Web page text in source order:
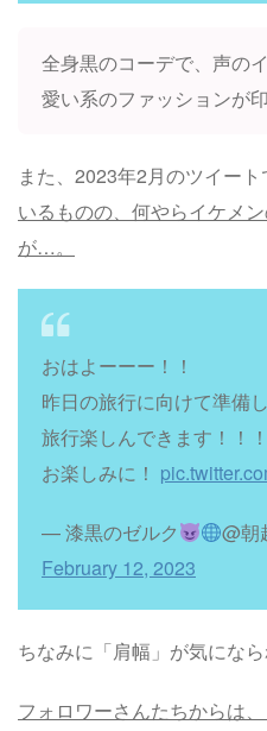
全身黒のコーデで、声の
愛い系のファッションが
また、2023年2月のツイート
いるものの、何やらイケメ
が…。
おはよーーー！！
昨日の旅行に向けて準備
旅行楽しんできます！！
お楽しみに！
— 漆黒のゼルク
@朝
February 12, 2023
ちなみに「肩幅」が気にな
フォロワーさんたちからは